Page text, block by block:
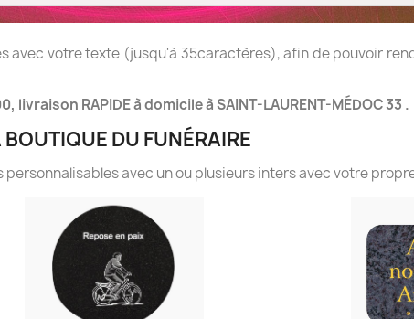
avec votre texte (jusqu'à 35caractères), afin de pouvoir
livraison RAPIDE à domicile à SAINT-LAURENT-MÉDOC 33 .
BOUTIQUE DU FUNÉRAIRE
personnalisables avec un ou plusieurs inters avec votre